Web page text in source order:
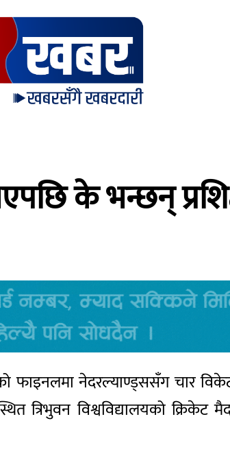
के भन्छन्
फाइनलमा नेदरल्याण्ड्ससँग चार
त्रिभुवन विश्वविद्यालयको क्रिकेट